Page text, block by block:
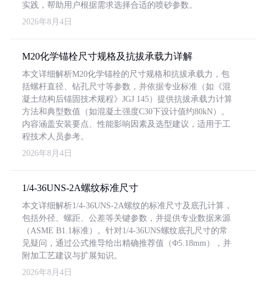
实践，帮助用户根据需求选择合适的喷砂参数。
2026年8月4日
M20化学锚栓尺寸规格及抗拔承载力详解
本文详细解析M20化学锚栓的尺寸规格和抗拔承载力，包
括螺杆直径、钻孔尺寸等参数，并依据专业标准（如《混
凝土结构后锚固技术规程》JGJ 145）提供抗拔承载力计算
方法和典型数值（如混凝土强度C30下设计值约80kN）。
内容涵盖安装要点、性能影响因素及选型建议，适用于工
程技术人员参考。
2026年8月4日
1/4-36UNS-2A螺纹标准尺寸
本文详细解析1/4-36UNS-2A螺纹的标准尺寸及底孔计算，
包括外径、螺距、公差等关键参数，并提供专业数据来源
（ASME B1.1标准）。针对1/4-36UNS螺纹底孔尺寸的常
见疑问，通过公式推导给出精确推荐值（Φ5.18mm），并
附加工艺建议与扩展知识。
2026年8月4日